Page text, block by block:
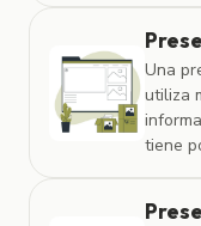
Una
utiliza
tiene